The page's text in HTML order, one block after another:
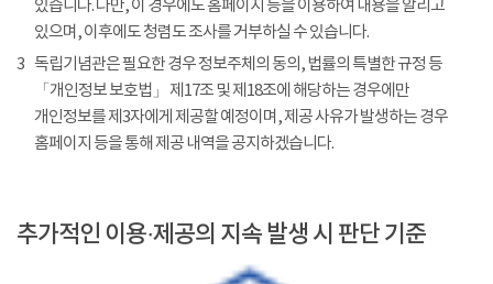
있습니다. 다만, 이 경우에도 홈페이지 등을 이용하여 내용을 알리고
있으며, 이후에도 청렴도 조사를 거부하실 수 있습니다.
3 독립기념관은 필요한 경우 정보주체의 동의, 법률의 특별한 규정 등
「개인정보 보호법」 제17조 및 제18조에 해당하는 경우에만
개인정보를 제3자에게 제공할 예정이며, 제공 사유가 발생하는 경우
홈페이지 등을 통해 제공 내역을 공지하겠습니다.
추가적인 이용·제공의 지속 발생 시 판단 기준